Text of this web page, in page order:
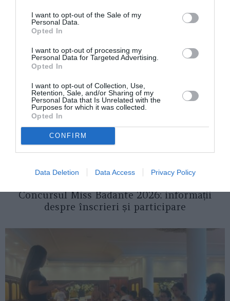
I want to opt-out of the Sale of my
Personal Data.
Opted In
I want to opt-out of processing my
Personal Data for Targeted Advertising.
Opted In
I want to opt-out of Collection, Use,
Retention, Sale, and/or Sharing of my
Personal Data that Is Unrelated with the
Purposes for which it was collected.
Opted In
CONFIRM
Data Deletion Data Access Privacy Policy
AȚI PUTEA DORI DE
ITALIA
Concursul Miss Badante 2026: informații
despre înscrieri și participare